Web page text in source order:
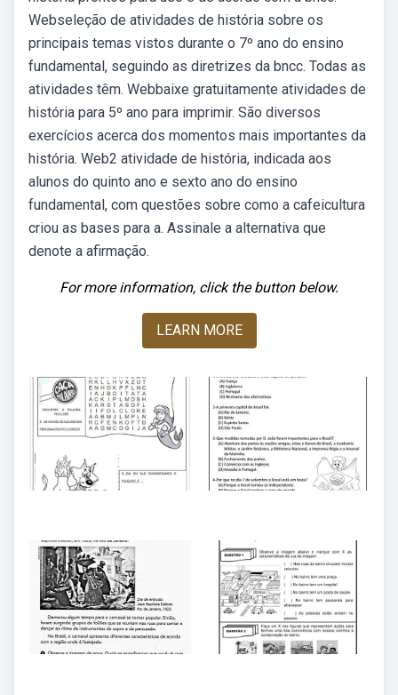
Webseleção de atividades de história sobre os
principais temas vistos durante o 7º ano do ensino
fundamental, seguindo as diretrizes da bncc. Todas as
atividades têm. Webbaixe gratuitamente atividades de
história para 5º ano para imprimir. São diversos
exercícios acerca dos momentos mais importantes da
história. Web2 atividade de história, indicada aos
alunos do quinto ano e sexto ano do ensino
fundamental, com questões sobre como a cafeicultura
criou as bases para a. Assinale a alternativa que
denote a afirmação.
For more information, click the button below.
LEARN MORE